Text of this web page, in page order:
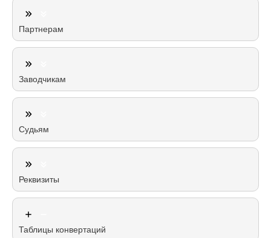
Партнерам
Заводчикам
Судьям
Реквизиты
Таблицы конвертаций